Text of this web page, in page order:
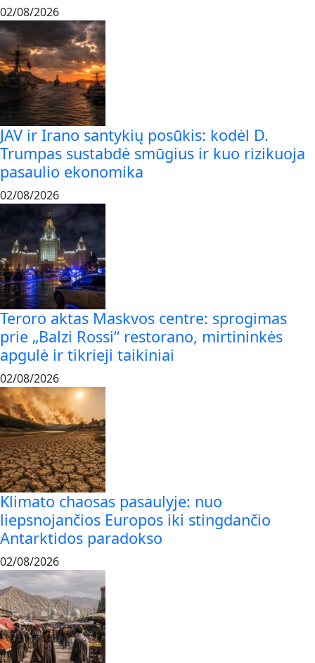
02/08/2026
JAV ir Irano santykių posūkis: kodėl D.
Trumpas sustabdė smūgius ir kuo rizikuoja
pasaulio ekonomika
02/08/2026
Teroro aktas Maskvos centre: sprogimas
prie „Balzi Rossi“ restorano, mirtininkės
apgulė ir tikrieji taikiniai
02/08/2026
Klimato chaosas pasaulyje: nuo
liepsnojančios Europos iki stingdančio
Antarktidos paradokso
02/08/2026